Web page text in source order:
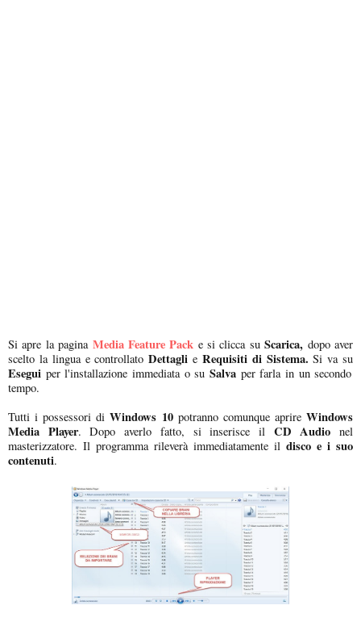
Si apre la pagina Media Feature Pack e si clicca suScarica, dopo aver
scelto la lingua e controllatoDettaglie Requisiti di Sistema. Si va su
Esegui per l'installazione immediata o su Salva per farla in un secondo
tempo.
Tutti i possessori di Windows 10potranno comunque aprireWindows
Media Player. Dopo averlo fatto, si inserisce ilCD Audio nel
masterizzatore. Il programma rileverà immediatamente il disco e i suo
contenuti.